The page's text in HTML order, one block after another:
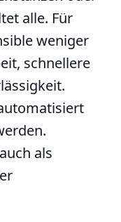
alle. Für
weniger
schnellere
als